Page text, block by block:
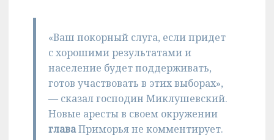
«Ваш покорный слуга, если придет
с хорошими результатами и
население будет поддерживать,
готов участвовать в этих выборах»,
— сказал господин Миклушевский.
Новые аресты в своем окружении
главаПриморья не комментирует.